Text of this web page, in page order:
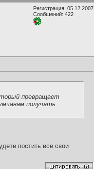
Регистрация: 05.12.2007
Сообщений: 422
превращает
получать
постить все свои